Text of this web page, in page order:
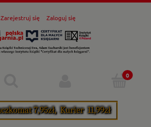
Zarejestruj się Zaloguj się